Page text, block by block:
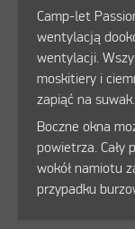
Camp-let
wentylacją
wentylacji.
moskitiery i
zapiąć na suwak.
Boczne okna
powietrza. Cały
wokół namiotu
przypadku